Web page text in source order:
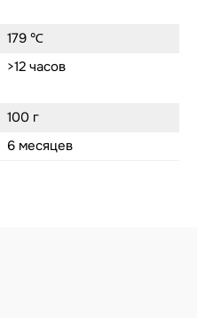
179 ℃
>12 часов
100 г
6 месяцев